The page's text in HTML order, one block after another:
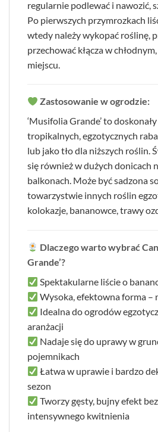
regularnie podlewać i nawozić,
Po pierwszych przymrozkach
wtedy należy wykopać roślinę,
przechować kłącza w
miejscu.
Zastosowanie w ogrodzie:
‘Musifolia Grande’ to
tropikalnych, egzotycznych
lub jako tło dla niższych roślin.
się również w dużych donicach
balkonach. Może być sadzona
towarzystwie innych roślin
kolokazje, bananowce, trawy
Dlaczego warto wybrać
Grande’?
Spektakularne liście o
Wysoka, efektowna forma –
Idealna do ogrodów
aranżacji
Nadaje się do uprawy w
pojemnikach
Łatwa w uprawie i bardzo
sezon
Tworzy gęsty, bujny efekt
intensywnego kwitnienia